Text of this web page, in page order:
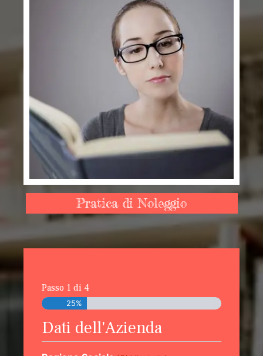
Pratica di Noleggio
Passo 1 di 4
25%
Dati dell'Azienda